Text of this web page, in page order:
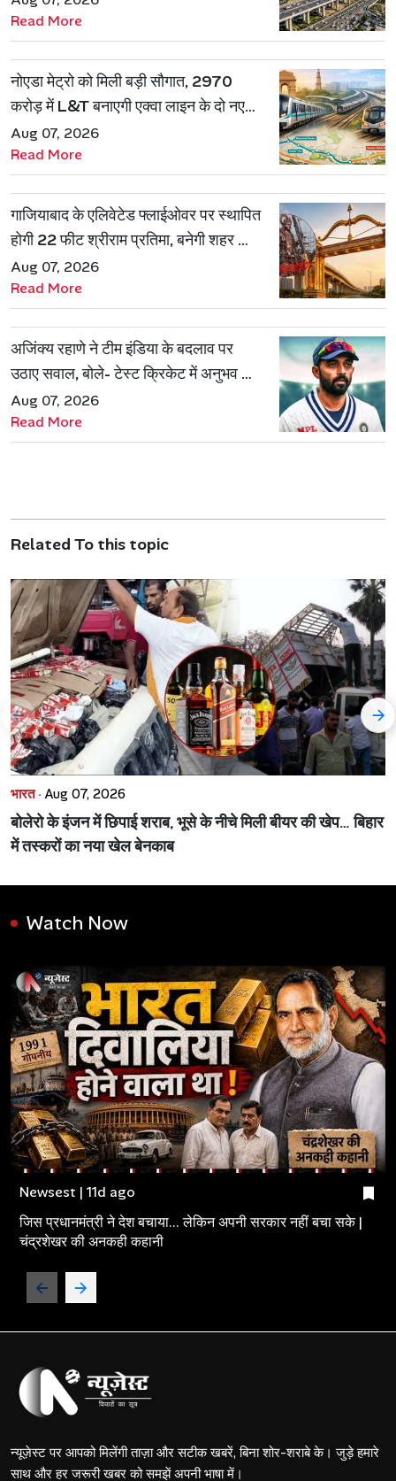
Read More
नोएडा मेट्रो को मिली बड़ी सौगात, 2970
करोड़ में L&T बनाएगी एक्वा लाइन के दो नए
रूट
Aug 07, 2026
Read More
गाजियाबाद के एलिवेटेड फ्लाईओवर पर स्थापित
होगी 22 फीट श्रीराम प्रतिमा, बनेगी शहर की
नई पहचान
Aug 07, 2026
Read More
अजिंक्य रहाणे ने टीम इंडिया के बदलाव पर
उठाए सवाल, बोले- टेस्ट क्रिकेट में अनुभव की
जरूरत हमेशा रहेगी
Aug 07, 2026
Read More
Related To this topic
भारत · Aug 07, 2026
बोलेरो के इंजन में छिपाई शराब, भूसे के नीचे मिली बीयर की खेप… बिहार
में तस्करों का नया खेल बेनकाब
Watch Now
Newsest | 11d ago
जिस प्रधानमंत्री ने देश बचाया... लेकिन अपनी सरकार नहीं बचा सके |
चंद्रशेखर की अनकही कहानी
न्यूज़ेस्ट पर आपको मिलेंगी ताज़ा और सटीक खबरें, बिना शोर-शराबे के। जुड़े हमारे
साथ और हर जरूरी खबर को समझें अपनी भाषा में।